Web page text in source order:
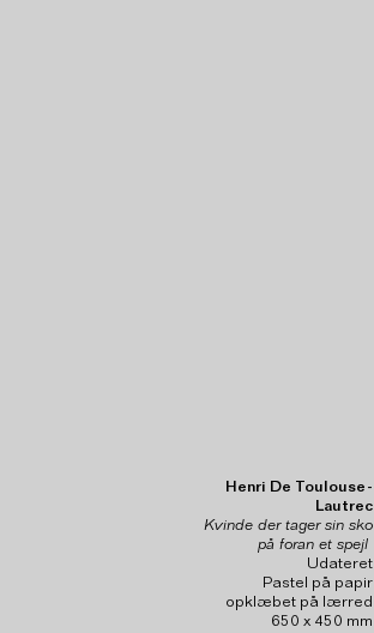
Henri De Toulouse-
Lautrec
Kvinde der tager sin sko
på foran et spejl
Udateret
Pastel på papir
opklæbet på lærred
650 x 450 mm